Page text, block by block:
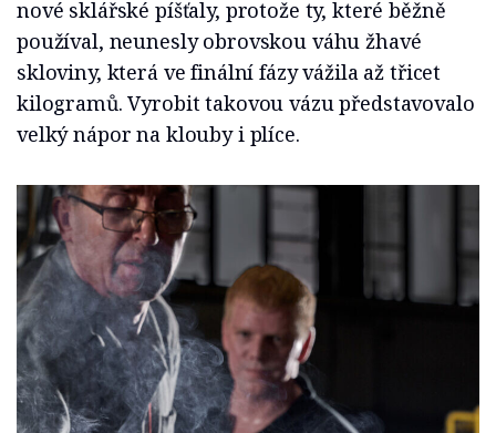
nové sklářské píšťaly, protože ty, které běžně
používal, neunesly obrovskou váhu žhavé
skloviny, která ve finální fázy vážila až třicet
kilogramů. Vyrobit takovou vázu představovalo
velký nápor na klouby i plíce.